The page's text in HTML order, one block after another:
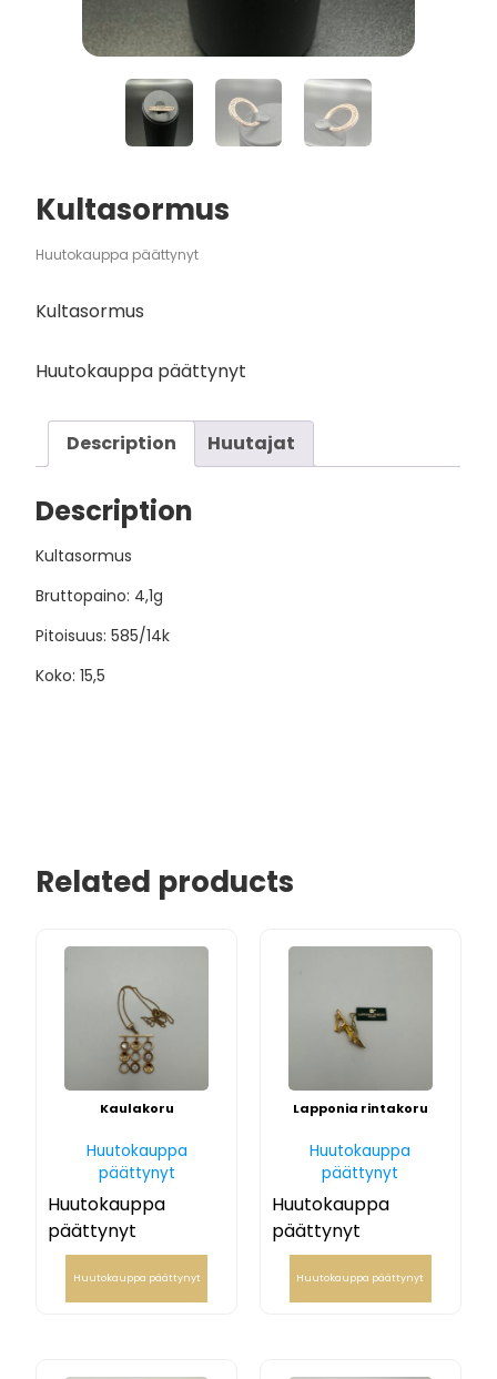
Kultasormus
Huutokauppa päättynyt
Kultasormus
Huutokauppa päättynyt
Description Huutajat
Description
Kultasormus
Bruttopaino: 4,1g
Pitoisuus: 585/14k
Koko: 15,5
Related products
Kaulakoru
Huutokauppa
päättynyt
Huutokauppa
päättynyt
Huutokauppa päättynyt
Lapponia rintakoru
Huutokauppa
päättynyt
Huutokauppa
päättynyt
Huutokauppa päättynyt